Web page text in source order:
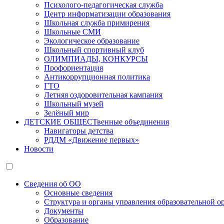
Психолого-педагогическая служба
Центр информатизации образования
Школьная служба примирения
Школьные СМИ
Экологическое образование
Школьный спортивный клуб
ОЛИМПИАДЫ, КОНКУРСЫ
Профориентация
Антикоррупционная политика
ГТО
Летняя оздоровительная кампания
Школьный музей
Зелёный мир
ДЕТСКИЕ ОБЩЕСТвенные объединения
Навигаторы детства
РДДМ «Движение первых»
Новости
Сведения об ОО
Основные сведения
Структура и органы управления образовательной
Документы
Образование